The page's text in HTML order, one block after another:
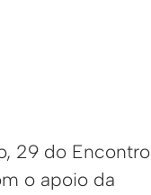
29 do Encontro
o apoio da